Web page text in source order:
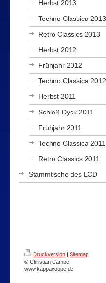
Herbst 2013
Techno Classica 2013
Retro Classics 2013
Herbst 2012
Frühjahr 2012
Techno Classica 2012
Herbst 2011
Schloß Dyck 2011
Frühjahr 2011
Techno Classica 2011
Retro Classics 2011
Stammtische des LCD
Druckversion | Sitemap
© Christian Campe
www.kappacoupe.de